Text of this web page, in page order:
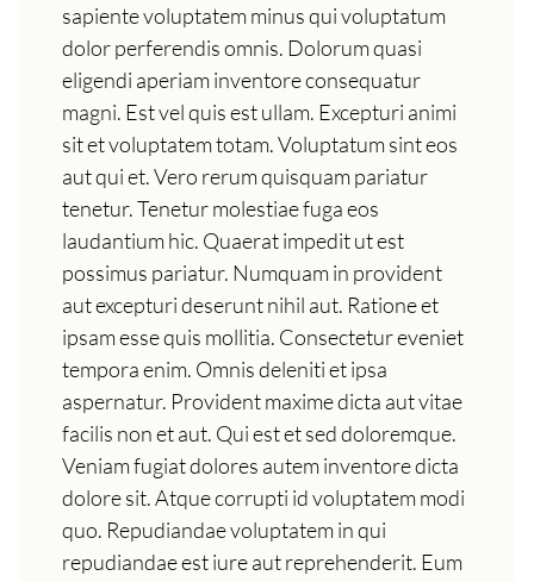
sapiente voluptatem minus qui voluptatum
dolor perferendis omnis. Dolorum quasi
eligendi aperiam inventore consequatur
magni. Est vel quis est ullam. Excepturi animi
sit et voluptatem totam. Voluptatum sint eos
aut qui et. Vero rerum quisquam pariatur
tenetur. Tenetur molestiae fuga eos
laudantium hic. Quaerat impedit ut est
possimus pariatur. Numquam in provident
aut excepturi deserunt nihil aut. Ratione et
ipsam esse quis mollitia. Consectetur eveniet
tempora enim. Omnis deleniti et ipsa
aspernatur. Provident maxime dicta aut vitae
facilis non et aut. Qui est et sed doloremque.
Veniam fugiat dolores autem inventore dicta
dolore sit. Atque corrupti id voluptatem modi
quo. Repudiandae voluptatem in qui
repudiandae est iure aut reprehenderit. Eum